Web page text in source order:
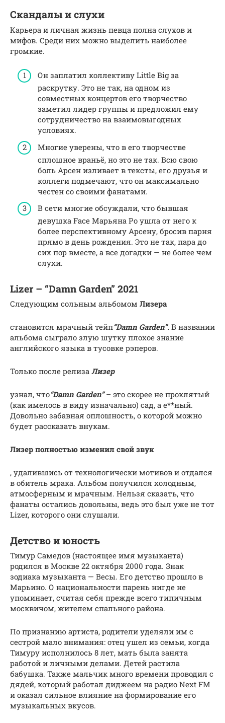
Скандалы и слухи
Карьера и личная жизнь певца полна слухов и
мифов. Среди них можно выделить наиболее
громкие.
Он заплатил коллективу Little Big за
раскрутку. Это не так, на одном из
совместных концертов его творчество
заметил лидер группы и предложил ему
сотрудничество на взаимовыгодных
условиях.
Многие уверены, что в его творчестве
сплошное враньё, но это не так. Всю свою
боль Арсен изливает в тексты, его друзья и
коллеги подмечают, что он максимально
честен со своими фанатами.
В сети многие обсуждали, что бывшая
девушка Face Марьяна Ро ушла от него к
более перспективному Арсену, бросив парня
прямо в день рождения. Это не так, пара до
сих пор вместе, а все догадки — не более чем
слухи.
Lizer – “Damn Garden” 2021
Следующим сольным альбомом Лизера
становится мрачный тейп“Damn Garden”. В названии
альбома сыграло злую шутку плохое знание
английского языка в тусовке рэперов.
Только после релиза Лизер
узнал, что“Damn Garden”– это скорее не проклятый
(как имелось в виду изначально) сад, а е**ный.
Довольно забавная оплошность, о которой можно
будет рассказать внукам.
Лизер полностью изменил свой звук
, удалившись от технологически мотивов и отдался
в обитель мрака. Альбом получился холодным,
атмосферным и мрачным. Нельзя сказать, что
фанаты остались довольны, ведь это был уже не тот
Lizer, которого они слушали.
Детство и юность
Тимур Самедов (настоящее имя музыканта)
родился в Москве 22 октября 2000 года. Знак
зодиака музыканта — Весы. Его детство прошло в
Марьино. О национальности парень нигде не
упоминает, считая себя прежде всего типичным
москвичом, жителем спального района.
По признанию артиста, родители уделяли им с
сестрой мало внимания: отец ушел из семьи, когда
Тимуру исполнилось 8 лет, мать была занята
работой и личными делами. Детей растила
бабушка. Также мальчик много времени проводил с
дядей, который работал диджеем на радио Next FM
и оказал сильное влияние на формирование его
музыкальных вкусов.